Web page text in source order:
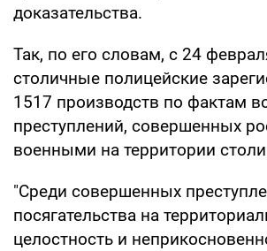
доказательства.
Так, по его словам, с 24
столичные полицейские
1517 производств по фактам
преступлений, совершенных
военными на территории
"Среди совершенных
посягательства на
целостность и